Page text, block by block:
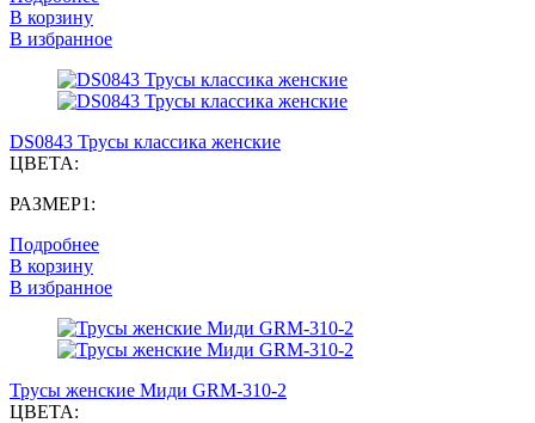
В корзину
В избранное
DS0843 Трусы классика женские
ЦВЕТА:
РАЗМЕР1:
Подробнее
В корзину
В избранное
Трусы женские Миди GRM-310-2
ЦВЕТА: